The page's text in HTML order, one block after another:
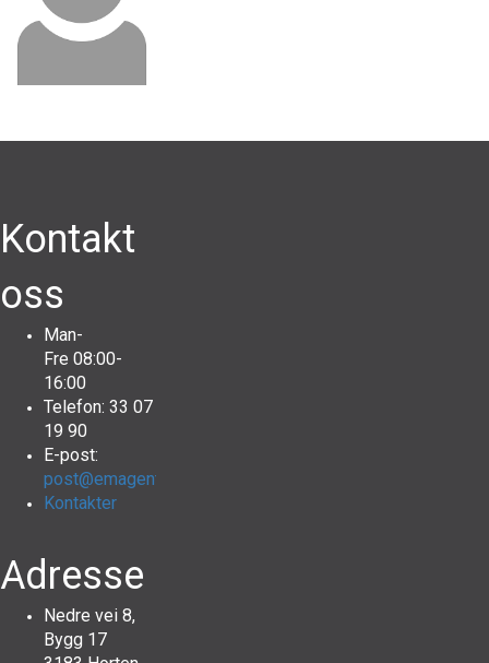
Kontakt
oss
Man-
Fre 08:00-
16:00
Telefon: 33 07
19 90
E-post:
post@emagenturer.no
Kontakter
Adresse
Nedre vei 8,
Bygg 17